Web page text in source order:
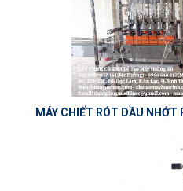
MÁY CHIẾT RÓT DẦU